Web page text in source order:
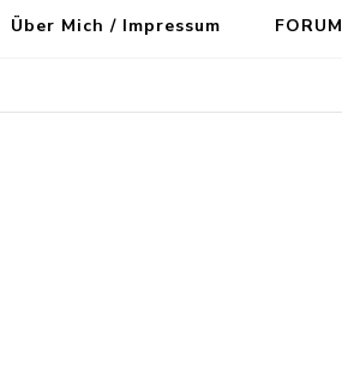
Über Mich / Impressum FORUM